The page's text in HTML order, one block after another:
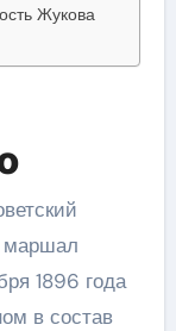
Жукова
маршал
1896 года
в состав